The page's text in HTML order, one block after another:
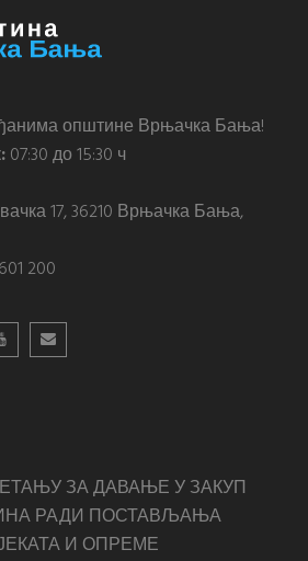
општине Врњачка Бања!
07:30 до 15:30 ч
17, 36210 Врњачка Бања,
200
ЗА ДАВАЊЕ У ЗАКУП
РАДИ ПОСТАВЉАЊА
И ОПРЕМЕ